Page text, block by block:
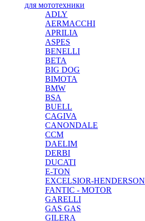
для мототехники
ADLY
AERMACCHI
APRILIA
ASPES
BENELLI
BETA
BIG DOG
BIMOTA
BMW
BSA
BUELL
CAGIVA
CANONDALE
CCM
DAELIM
DERBI
DUCATI
E-TON
EXCELSIOR-HENDERSON
FANTIC - MOTOR
GARELLI
GAS GAS
GILERA